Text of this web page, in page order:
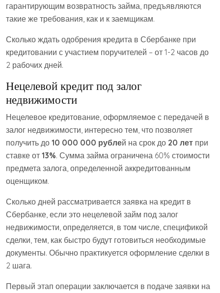
гарантирующим возвратность займа, предъявляются
такие же требования, как и к заемщикам.
Сколько ждать одобрения кредита в Сбербанке при
кредитовании с участием поручителей – от 1-2 часов до
2 рабочих дней.
Нецелевой кредит под залог
недвижимости
Нецелевое кредитование, оформляемое с передачей в
залог недвижимости, интересно тем, что позволяет
получить до 10 000 000 рублей на срок до 20 лет при
ставке от 13%. Сумма займа ограничена 60% стоимости
предмета залога, определенной аккредитованным
оценщиком.
Сколько дней рассматривается заявка на кредит в
Сбербанке, если это нецелевой займ под залог
недвижимости, определяется, в том числе, спецификой
сделки, тем, как быстро будут готовиться необходимые
документы. Обычно практикуется оформление сделки в
2 шага.
Первый этап операции заключается в подаче заявки на